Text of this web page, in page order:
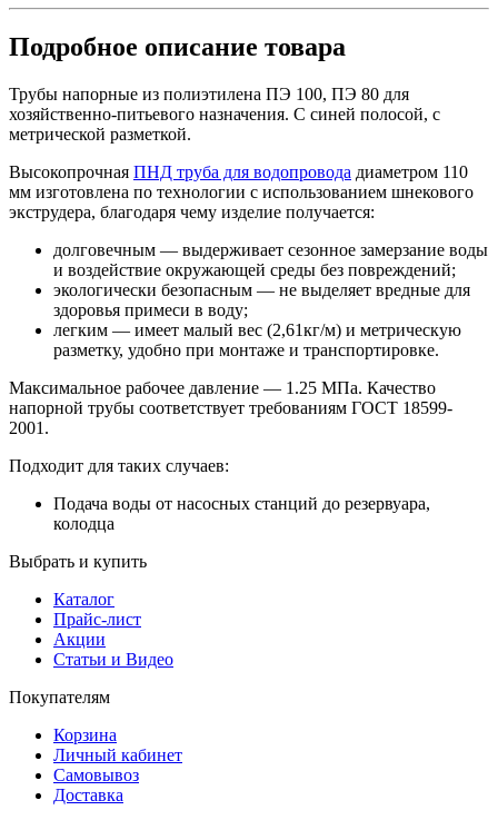
Подробное описание товара
Трубы напорные из полиэтилена ПЭ 100, ПЭ 80 для
хозяйственно-питьевого назначения. С синей полосой, с
метрической разметкой.
Высокопрочная ПНД труба для водопровода диаметром 110
мм изготовлена по технологии с использованием шнекового
экструдера, благодаря чему изделие получается:
долговечным — выдерживает сезонное замерзание воды
и воздействие окружающей среды без повреждений;
экологически безопасным — не выделяет вредные для
здоровья примеси в воду;
легким — имеет малый вес (2,61кг/м) и метрическую
разметку, удобно при монтаже и транспортировке.
Максимальное рабочее давление — 1.25 МПа. Качество
напорной трубы соответствует требованиям ГОСТ 18599-
2001.
Подходит для таких случаев:
Подача воды от насосных станций до резервуара,
колодца
Выбрать и купить
Каталог
Прайс-лист
Акции
Статьи и Видео
Покупателям
Корзина
Личный кабинет
Самовывоз
Доставка